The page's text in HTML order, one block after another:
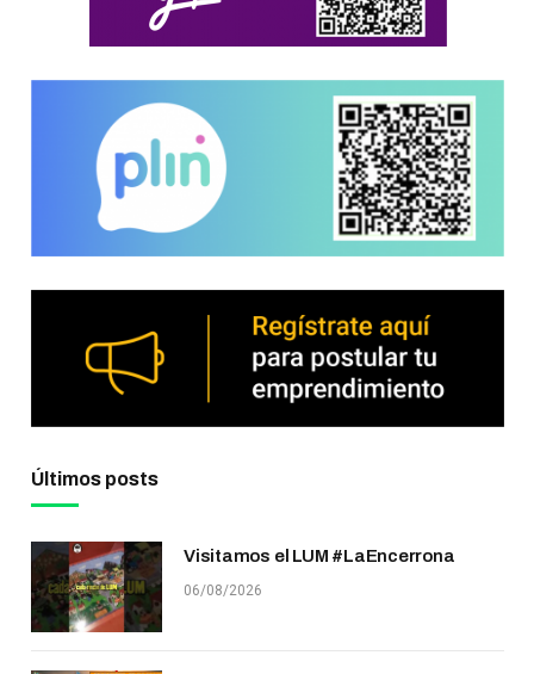
Últimos posts
Visitamos el LUM #LaEncerrona
06/08/2026